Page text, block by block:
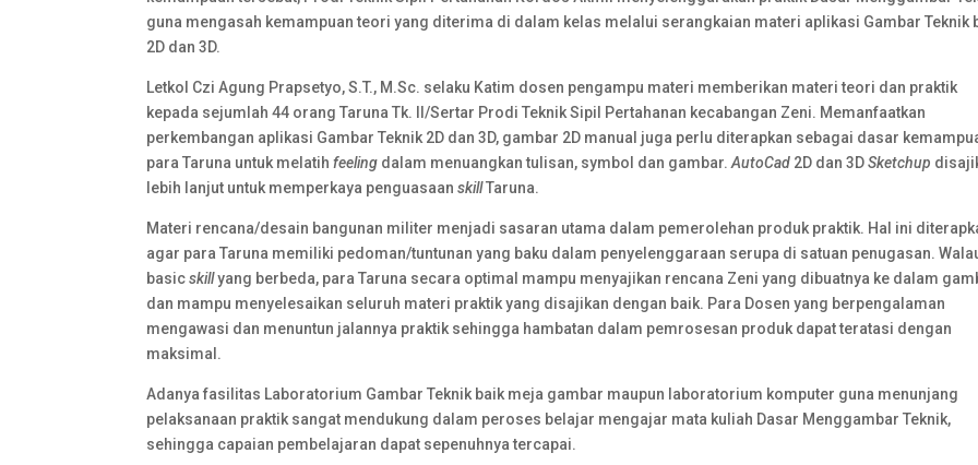
guna mengasah kemampuan teori yang diterima di dalam kelas melalui serangkaian materi aplikasi Gambar Teknik
2D dan 3D.
Letkol Czi Agung Prapsetyo, S.T., M.Sc. selaku Katim dosen pengampu materi memberikan materi teori dan praktik
kepada sejumlah 44 orang Taruna Tk. II/Sertar Prodi Teknik Sipil Pertahanan kecabangan Zeni. Memanfaatkan
perkembangan aplikasi Gambar Teknik 2D dan 3D, gambar 2D manual juga perlu diterapkan sebagai dasar
para Taruna untuk melatihfeeling dalam menuangkan tulisan, symbol dan gambar.AutoCad 2D dan 3DSketchup
lebih lanjut untuk memperkaya penguasaanskillTaruna.
Materi rencana/desain bangunan militer menjadi sasaran utama dalam pemerolehan produk praktik. Hal ini
agar para Taruna memiliki pedoman/tuntunan yang baku dalam penyelenggaraan serupa di satuan penugasan.
basicskillyang berbeda, para Taruna secara optimal mampu menyajikan rencana Zeni yang dibuatnya ke dalam
dan mampu menyelesaikan seluruh materi praktik yang disajikan dengan baik. Para Dosen yang berpengalaman
mengawasi dan menuntun jalannya praktik sehingga hambatan dalam pemrosesan produk dapat teratasi dengan
maksimal.
Adanya fasilitas Laboratorium Gambar Teknik baik meja gambar maupun laboratorium komputer guna menunjang
pelaksanaan praktik sangat mendukung dalam peroses belajar mengajar mata kuliah Dasar Menggambar Teknik,
sehingga capaian pembelajaran dapat sepenuhnya tercapai.